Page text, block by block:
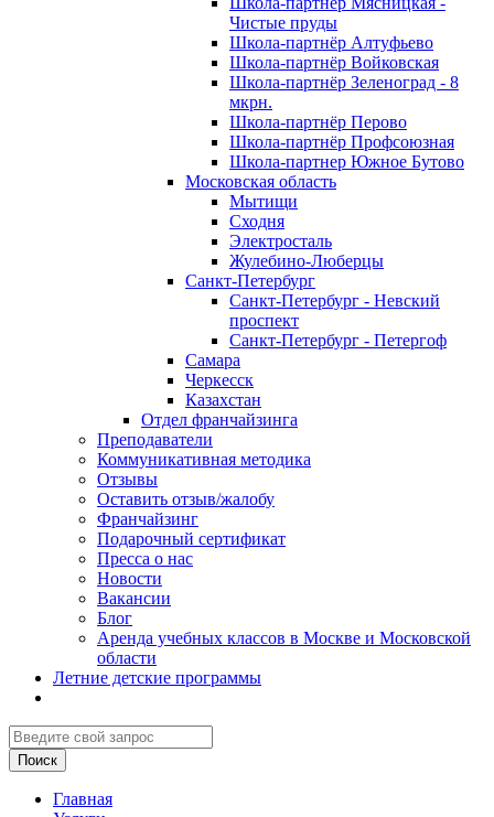
Чистые пруды
Школа-партнёр Алтуфьево
Школа-партнёр Войковская
Школа-партнёр Зеленоград - 8
мкрн.
Школа-партнёр Перово
Школа-партнёр Профсоюзная
Школа-партнер Южное Бутово
Московская область
Мытищи
Сходня
Электросталь
Жулебино-Люберцы
Санкт-Петербург
Санкт-Петербург - Невский
проспект
Санкт-Петербург - Петергоф
Самара
Черкесск
Казахстан
Отдел франчайзинга
Преподаватели
Коммуникативная методика
Отзывы
Оставить отзыв/жалобу
Франчайзинг
Подарочный сертификат
Пресса о нас
Новости
Вакансии
Блог
Аренда учебных классов в Москве и Московской
области
Летние детские программы
Главная